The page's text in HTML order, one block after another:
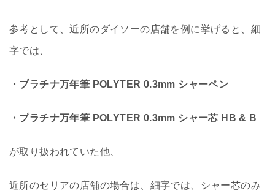
参考として、近所のダイソーの店舗を例に挙げると、細
字では、
・プラチナ万年筆 POLYTER 0.3mm シャーペン
・プラチナ万年筆 POLYTER 0.3mm シャー芯 HB & B
が取り扱われていた他、
近所のセリアの店舗の場合は、細字では、シャー芯のみ